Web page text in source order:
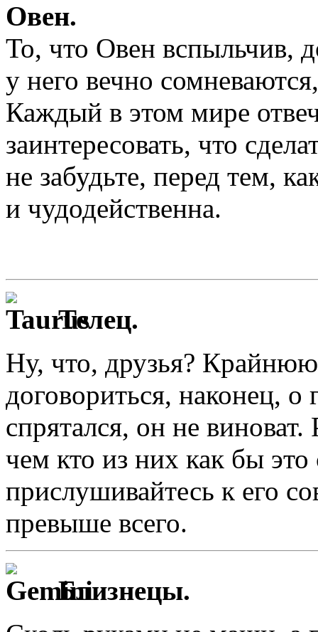
Овен.
То, что Овен вспыльчив,
у него вечно
Каждый в этом мире
заинтересовать, что
не забудьте, перед тем,
и чудодейственна.
Телец.
Ну, что, друзья?
договориться, наконец, о
спрятался, он не
чем кто из них как бы
прислушивайтесь к его
превыше всего.
Близнецы.